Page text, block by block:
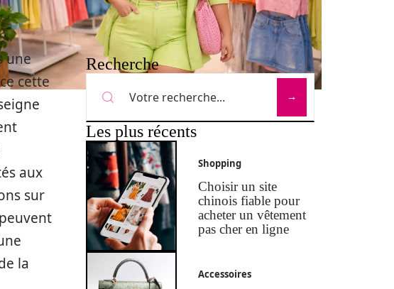
une
cette
aux
sur
la
Recherche
Les plus récents
Shopping
Choisir un site
chinois fiable pour
acheter un vêtement
pas cher en ligne
Accessoires